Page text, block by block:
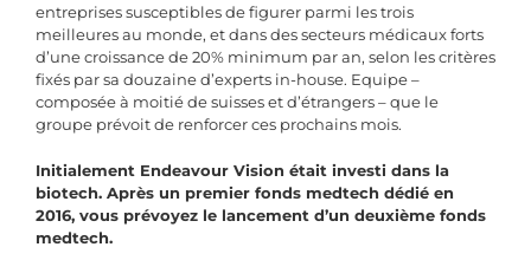
entreprises susceptibles de figurer parmi les trois
meilleures au monde, et dans des secteurs médicaux forts
d’une croissance de 20% minimum par an, selon les critères
fixés par sa douzaine d’experts in-house. Equipe –
composée à moitié de suisses et d’étrangers – que le
groupe prévoit de renforcer ces prochains mois.
Initialement Endeavour Vision était investi dans la
biotech. Après un premier fonds medtech dédié en
2016, vous prévoyez le lancement d’un deuxième fonds
medtech.